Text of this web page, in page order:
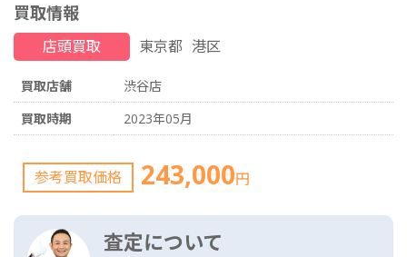
買取情報
店頭買取 東京都 港区
買取店舗
渋谷店
買取時期
2023年05月
参考買取価格 243,000円
査定について